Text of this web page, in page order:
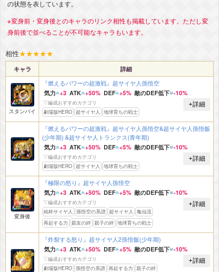
の状態を表しています。
※変身前・変身後とのキャラのリンク相性も掲載しています。ただし変
身前後で並べることが不可能なキャラもいます。
相性★★★★★
キャラ 詳細
スタンバイ
『燃えるパワーの超激戦』超サイヤ人孫悟空
気力 +3 ATK +50% DEF +5% 敵のDEF低下 -10%
▽編成おすすめカテゴリ
劇場版HERO 超サイヤ人 地球育ちの戦士
+詳細
『燃えるパワーの超激戦』超サイヤ人孫悟空&超サイヤ人孫悟飯
(少年期) &超サイヤ人トランクス(青年期)
気力 +3 ATK +50% DEF +5% 敵のDEF低下 -10%
▽編成おすすめカテゴリ
劇場版HERO 超サイヤ人 地球育ちの戦士
+詳細
変身後
『極限の怒り』超サイヤ人孫悟空
気力 +3 ATK +50% DEF +5% 敵のDEF低下 -10%
▽編成おすすめカテゴリ
純粋サイヤ人
孫悟空の系譜 超サイヤ人
亀仙流
再起する力 親友の絆 親子の絆 地球育ちの戦士
+詳細
『炸裂する怒り』超サイヤ人2孫悟飯(少年期)
気力 +3 ATK +50% DEF +5% 敵のDEF低下 -10%
▽編成おすすめカテゴリ
劇場版HERO 孫悟空の系譜 再起する力 親子の絆
+詳細